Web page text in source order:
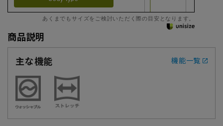
あくまでもサイズをご検討いただく際の目安となります。
商品説明
主な機能
機能一覧